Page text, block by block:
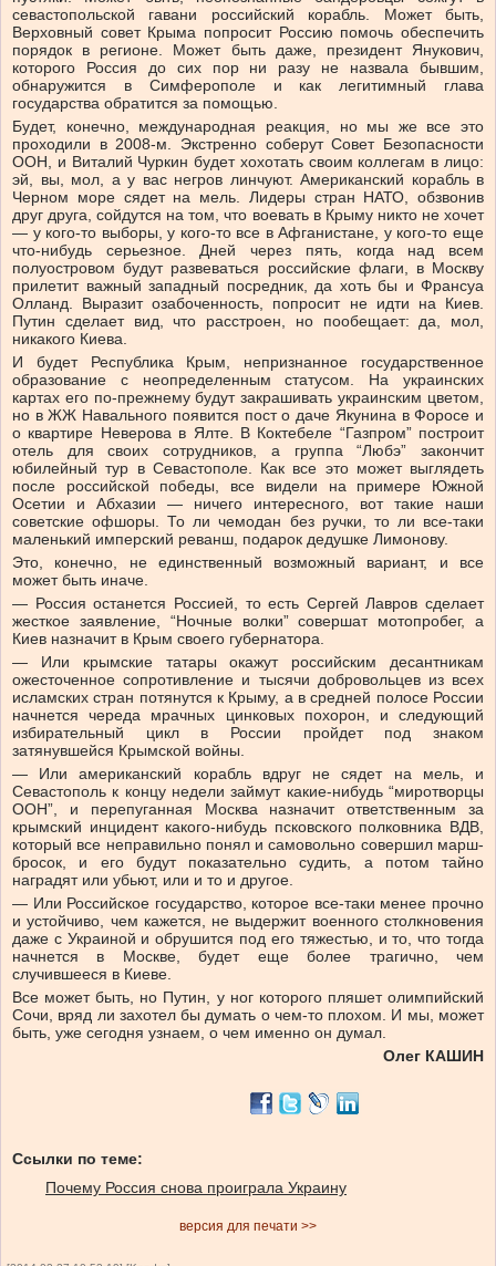
севастопольской гавани российский корабль. Может быть,
Верховный совет Крыма попросит Россию помочь обеспечить
порядок в регионе. Может быть даже, президент Янукович,
которого Россия до сих пор ни разу не назвала бывшим,
обнаружится в Симферополе и как легитимный глава
государства обратится за помощью.
Будет, конечно, международная реакция, но мы же все это
проходили в 2008-м. Экстренно соберут Совет Безопасности
ООН, и Виталий Чуркин будет хохотать своим коллегам в лицо:
эй, вы, мол, а у вас негров линчуют. Американский корабль в
Черном море сядет на мель. Лидеры стран НАТО, обзвонив
друг друга, сойдутся на том, что воевать в Крыму никто не хочет
— у кого-то выборы, у кого-то все в Афганистане, у кого-то еще
что-нибудь серьезное. Дней через пять, когда над всем
полуостровом будут развеваться российские флаги, в Москву
прилетит важный западный посредник, да хоть бы и Франсуа
Олланд. Выразит озабоченность, попросит не идти на Киев.
Путин сделает вид, что расстроен, но пообещает: да, мол,
никакого Киева.
И будет Республика Крым, непризнанное государственное
образование с неопределенным статусом. На украинских
картах его по-прежнему будут закрашивать украинским цветом,
но в ЖЖ Навального появится пост о даче Якунина в Форосе и
о квартире Неверова в Ялте. В Коктебеле “Газпром” построит
отель для своих сотрудников, а группа “Любэ” закончит
юбилейный тур в Севастополе. Как все это может выглядеть
после российской победы, все видели на примере Южной
Осетии и Абхазии — ничего интересного, вот такие наши
советские офшоры. То ли чемодан без ручки, то ли все-таки
маленький имперский реванш, подарок дедушке Лимонову.
Это, конечно, не единственный возможный вариант, и все
может быть иначе.
— Россия останется Россией, то есть Сергей Лавров сделает
жесткое заявление, “Ночные волки” совершат мотопробег, а
Киев назначит в Крым своего губернатора.
— Или крымские татары окажут российским десантникам
ожесточенное сопротивление и тысячи добровольцев из всех
исламских стран потянутся к Крыму, а в средней полосе России
начнется череда мрачных цинковых похорон, и следующий
избирательный цикл в России пройдет под знаком
затянувшейся Крымской войны.
— Или американский корабль вдруг не сядет на мель, и
Севастополь к концу недели займут какие-нибудь “миротворцы
ООН”, и перепуганная Москва назначит ответственным за
крымский инцидент какого-нибудь псковского полковника ВДВ,
который все неправильно понял и самовольно совершил марш-
бросок, и его будут показательно судить, а потом тайно
наградят или убьют, или и то и другое.
— Или Российское государство, которое все-таки менее прочно
и устойчиво, чем кажется, не выдержит военного столкновения
даже с Украиной и обрушится под его тяжестью, и то, что тогда
начнется в Москве, будет еще более трагично, чем
случившееся в Киеве.
Все может быть, но Путин, у ног которого пляшет олимпийский
Сочи, вряд ли захотел бы думать о чем-то плохом. И мы, может
быть, уже сегодня узнаем, о чем именно он думал.
Олег КАШИН
Ссылки по теме:
Почему Россия снова проиграла Украину
версия для печати >>